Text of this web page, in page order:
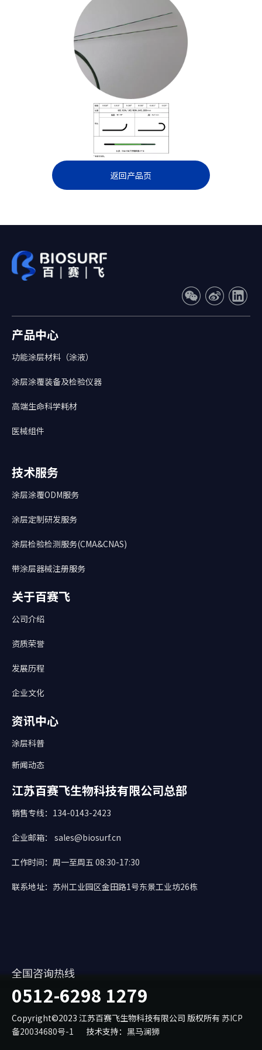
返回产品页
产品中心
功能涂层材料（涂液）
涂层涂覆装备及检验仪器
高端生命科学耗材
医械组件
技术服务
涂层涂覆ODM服务
涂层定制研发服务
涂层检验检测服务(CMA&CNAS)
带涂层器械注册服务
关于百赛飞
公司介绍
资质荣誉
发展历程
企业文化
资讯中心
涂层科普
新闻动态
江苏百赛飞生物科技有限公司总部
销售专线：134-0143-2423
企业邮箱： sales@biosurf.cn
工作时间：周一至周五 08:30-17:30
联系地址：苏州工业园区金田路1号东景工业坊26栋
全国咨询热线
0512-6298 1279
Copyright©2023 江苏百赛飞生物科技有限公司 版权所有苏ICP
备20034680号-1
技术支持： 黑马澜狮